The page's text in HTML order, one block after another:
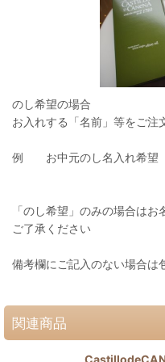
のし希望の場合
お入れする「名前」等をご注
例 お中元のし名入れ希
「のし希望」のみの場合は
ご了承ください
備考欄にご記入のない場合は
関連商品